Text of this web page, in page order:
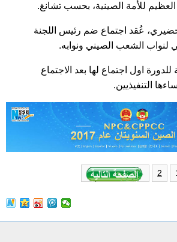
العظيم للأمة الصينية، بحسب تشانغ.
عُقد اجتماع ضم رئيس اللجنة
لنواب الشعب الصيني ونوابه.
للدورة اول اجتماع لها بعد الاجتماع
التنفيذيين.
2